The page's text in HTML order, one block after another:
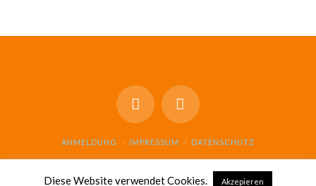
ANMELDUNG IMPRESSUM DATENSCHUTZ
Diese Website verwendet Cookies. Akzepieren